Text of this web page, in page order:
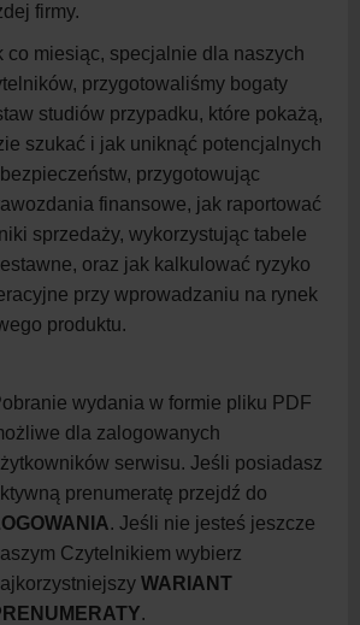
firmy.
co miesiąc, specjalnie dla naszych
przygotowaliśmy bogaty
studiów przypadku, które pokażą,
szukać i jak uniknąć potencjalnych
przygotowując
finansowe, jak raportować
sprzedaży, wykorzystując tabele
oraz jak kalkulować ryzyko
przy wprowadzaniu na rynek
produktu.
wydania w formie pliku PDF
dla zalogowanych
serwisu. Jeśli posiadasz
prenumeratę przejdź do
. Jeśli nie jesteś jeszcze
Czytelnikiem wybierz
WARIANT
.